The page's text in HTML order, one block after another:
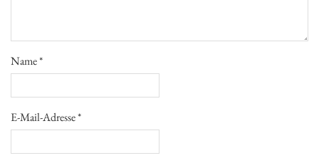
Name*
E-Mail-Adresse*